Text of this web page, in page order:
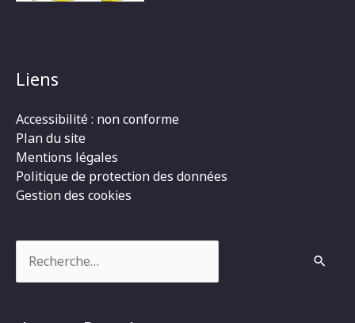
Liens
Accessibilité : non conforme
Plan du site
Mentions légales
Politique de protection des données
Gestion des cookies